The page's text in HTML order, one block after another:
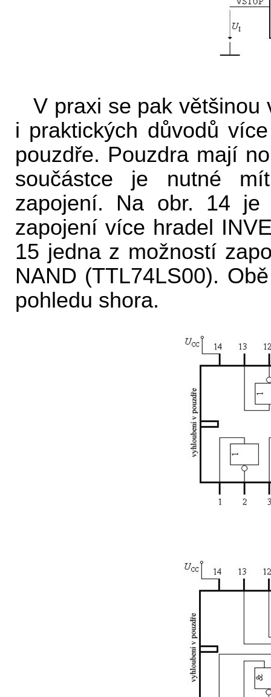
V praxi se pak většinou
i praktických důvodů
pouzdře. Pouzdra mají
součástce je nutné
zapojení. Na obr. 14 je
zapojení více hradel
15 jedna z možností
NAND (TTL74LS00).
pohledu shora.